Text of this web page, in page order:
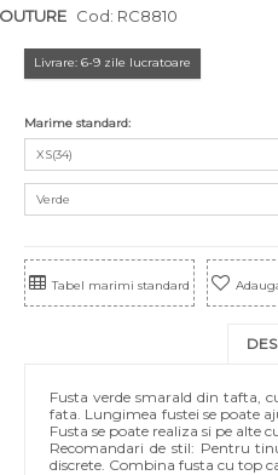
Cod: RC8810
Livrare: 6-9 zile lucratoare
Marime standard:
XS(34)
Verde
Tabel marimi standard
Fusta verde smarald din tafta,
fata. Lungimea fustei se poate
Fusta se poate realiza si pe alte
Recomandari de stil: Pentru
discrete. Combina fusta cu top